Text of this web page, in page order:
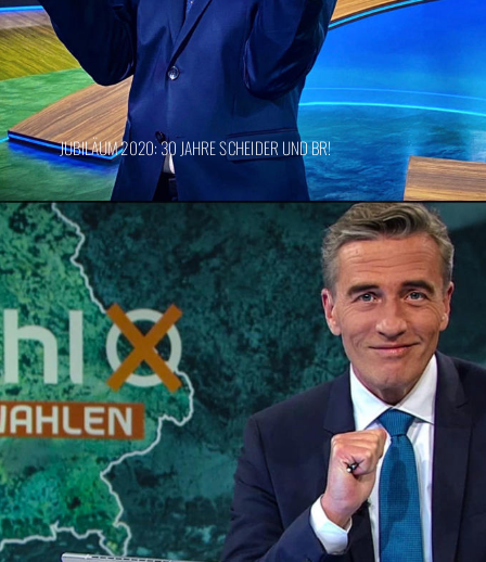
JUBILÄUM 2020: 30 JAHRE SCHEIDER UND BR!